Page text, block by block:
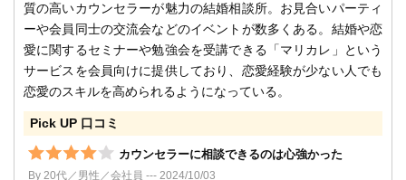
質の高いカウンセラーが魅力の結婚相談所。お見合いパーティ
ーや会員同士の交流会などのイベントが数多くある。結婚や恋
愛に関するセミナーや勉強会を受講できる「マリカレ」という
サービスを会員向けに提供しており、恋愛経験が少ない人でも
恋愛のスキルを高められるようになっている。
Pick UP 口コミ
カウンセラーに相談できるのは心強かった
By 20代／男性／会社員 --- 2024/10/03